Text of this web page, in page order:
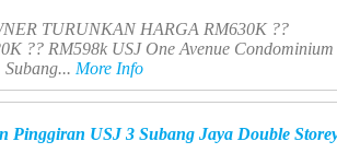
TURUNKAN HARGA RM630K ??
?? RM598k USJ One Avenue Condominium
Subang... More Info
Pinggiran USJ 3 Subang Jaya Double